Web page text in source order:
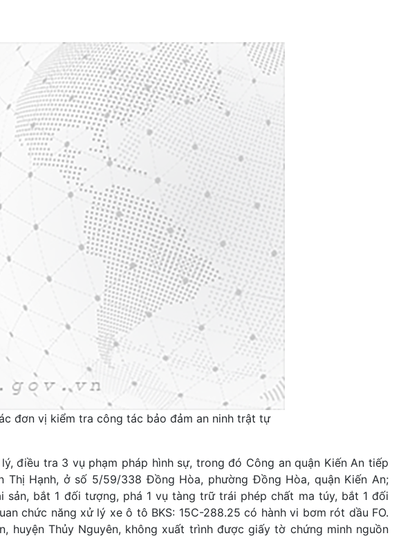
đơn vị kiểm tra công tác bảo đảm an ninh trật tự
điều tra 3 vụ phạm pháp hình sự, trong đó Công an quận Kiến An tiếp
Hạnh, ở số 5/59/338 Đồng Hòa, phường Đồng Hòa, quận Kiến An;
sản, bắt 1 đối tượng, phá 1 vụ tàng trữ trái phép chất ma túy, bắt 1 đối
chức năng xử lý xe ô tô BKS: 15C-288.25 có hành vi bơm rót dầu FO.
huyện Thủy Nguyên, không xuất trình được giấy tờ chứng minh nguồn